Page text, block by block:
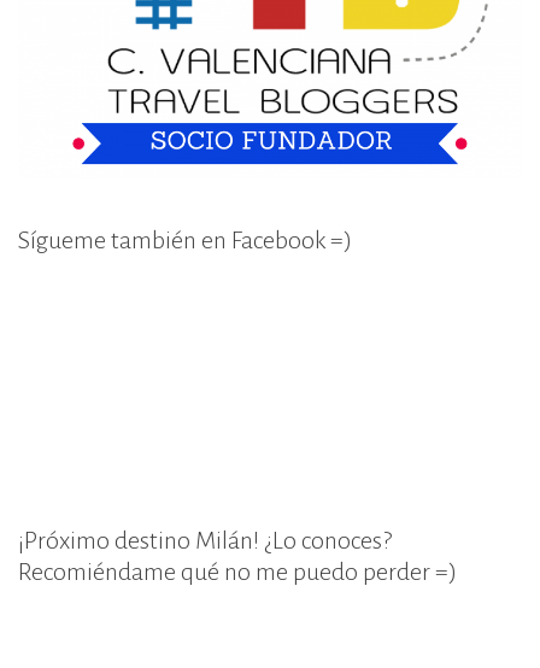
Sígueme también en Facebook =)
¡Próximo destino Milán! ¿Lo conoces?
Recomiéndame qué no me puedo perder =)